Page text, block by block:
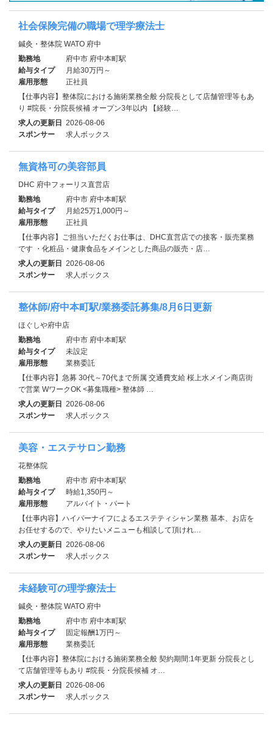
社会保険完備の職場で理学療法士
鍼灸・整体院 WATO 府中
勤務地
府中市 府中本町駅
給与タイプ
月給30万円～
雇用形態
正社員
【仕事内容】整体院における施術業務全般 分院長として店舗管理等もあ
り #院長・分院長候補 オープン3年以内 【経験…
求人の更新日 2026-08-06
スポンサー
求人ボックス
無資格可の美容部員
DHC 府中フォーリス直営店
勤務地
府中市 府中本町駅
給与タイプ
月給25万1,000円～
雇用形態
正社員
【仕事内容】ご担当いただくお仕事は、DHC直営店での接客・販売業務
です ・化粧品・健康食品をメインとした商品の販売・店…
求人の更新日 2026-08-06
スポンサー
求人ボックス
整体師/府中本町駅/業務委託募集/8月6日更新
ほぐしや府中店
勤務地
府中市 府中本町駅
給与タイプ
未設定
雇用形態
業務委託
【仕事内容】急募 30代～70代まで所属 交通費支給 桜上水メイン商店街
で営業 WワークOK <募集職種> 整体師 …
求人の更新日 2026-08-06
スポンサー
求人ボックス
美容・エステサロン勤務
花整体院
勤務地
府中市 府中本町駅
給与タイプ
時給1,350円～
雇用形態
アルバイト・パート
【仕事内容】ハイパーナイフによるエステティシャン業務 基本、お店を
お任せするので、やりたいメニューも相談して頂けれ…
求人の更新日 2026-08-06
スポンサー
求人ボックス
未経験可の理学療法士
鍼灸・整体院 WATO 府中
勤務地
府中市 府中本町駅
給与タイプ
固定報酬1万円～
雇用形態
業務委託
【仕事内容】整体院における施術業務全般 契約期間:1年更新 分院長とし
て店舗管理等もあり #院長・分院長候補 オ…
求人の更新日 2026-08-06
スポンサー
求人ボックス